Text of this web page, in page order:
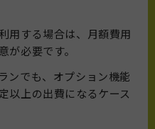
用する場合は、月額費用
が必要です。
ンでも、オプション機能
以上の出費になるケース